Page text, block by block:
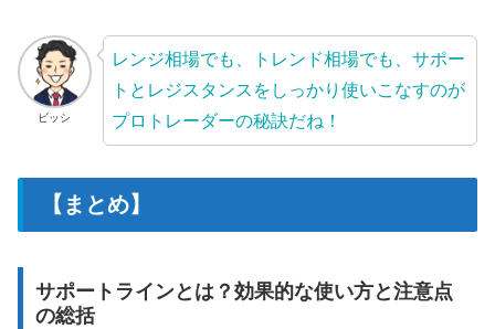
ビッシ
レンジ相場でも、トレンド相場でも、サポー
トとレジスタンスをしっかり使いこなすのが
プロトレーダーの秘訣だね！
【まとめ】
サポートラインとは？効果的な使い方と注意点
の総括